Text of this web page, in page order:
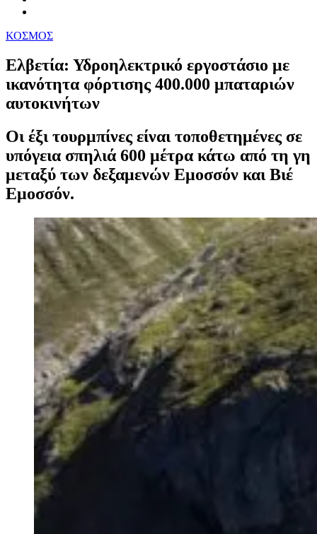
ΚΟΣΜΟΣ
Ελβετία: Υδροηλεκτρικό εργοστάσιο με
ικανότητα φόρτισης 400.000 μπαταριών
αυτοκινήτων
Οι έξι τουρμπίνες είναι τοποθετημένες σε
υπόγεια σπηλιά 600 μέτρα κάτω από τη γη
μεταξύ των δεξαμενών Εμοσσόν και Βιέ
Εμοσσόν.